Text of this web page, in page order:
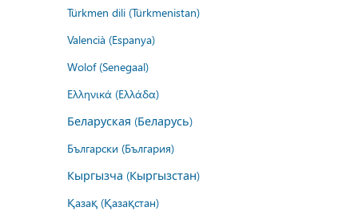
Türkmen dili (Türkmenistan)
Valencià (Espanya)
Wolof (Senegaal)
Ελληνικά (Ελλάδα)
Беларуская (Беларусь)
Български (България)
Кыргызча (Кыргызстан)
Қазақ (Қазақстан)